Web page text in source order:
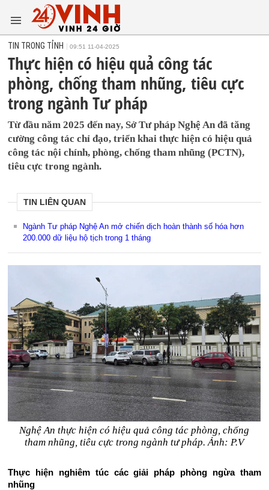
TIN TRONG TỈNH 09:51 11-04-2025
Thực hiện có hiệu quả công tác
phòng, chống tham nhũng, tiêu cực
trong ngành Tư pháp
Từ đầu năm 2025 đến nay, Sở Tư pháp Nghệ An đã tăng
cường công tác chỉ đạo, triển khai thực hiện có hiệu quả
công tác nội chính, phòng, chống tham nhũng (PCTN),
tiêu cực trong ngành.
TIN LIÊN QUAN
Ngành Tư pháp Nghệ An mở chiến dịch hoàn thành số hóa hơn
200.000 dữ liệu hộ tịch trong 1 tháng
Nghệ An thực hiện có hiệu quả công tác phòng, chống
tham nhũng, tiêu cực trong ngành tư pháp. Ảnh: P.V
Thực hiện nghiêm túc các giải pháp phòng ngừa tham
nhũng